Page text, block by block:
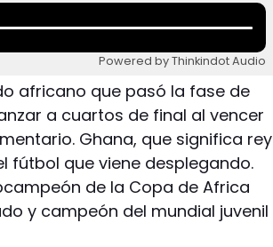
Powered by Thinkindot Audio
africano que pasó la fase de
a cuartos de final al vencer
Ghana, que significa rey
fútbol que viene desplegando.
de la Copa de Africa
y campeón del mundial juvenil